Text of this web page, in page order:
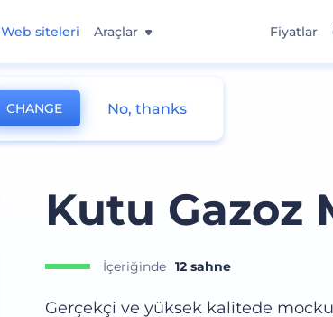
Web siteleri Araçlar Fiyatlar
Kutu Gazoz
İçeriğinde 12 sahne
Gerçekçi ve yüksek kalitede
CHANGE No, thanks